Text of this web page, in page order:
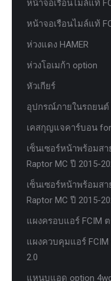
หน้าจอเรือนไมล์แท้
หน้าจอเรือนไมล์แท้
ห่วงแดง HAMER
ห่วงโอเมก้า option
หัวเกียร์
อุปกรณ์ภายในรถยนต์
เคสกุญแจคาร์บอน
เซ็นเซอร์หน้าพร้อมสา
Raptor MC ปี 2015-
เซ็นเซอร์หน้าพร้อมสา
Raptor MC ปี 2015-
แผงครอบแอร์ FCIM ต
แผงควบคุมแอร์ FCIM
2.0
แหนบแอด option